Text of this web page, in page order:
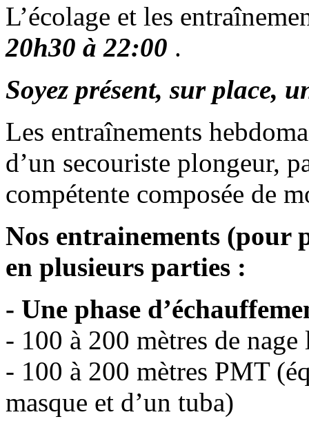
L’écolage et les
20h30 à 22:00 .
Soyez présent, sur place,
Les entraînements
d’un secouriste plongeur,
compétente composée de
Nos entrainements (pour
en plusieurs parties :
- Une phase
- 100 à 200 mètres de
- 100 à 200 mètres PMT
masque et d’un tuba)